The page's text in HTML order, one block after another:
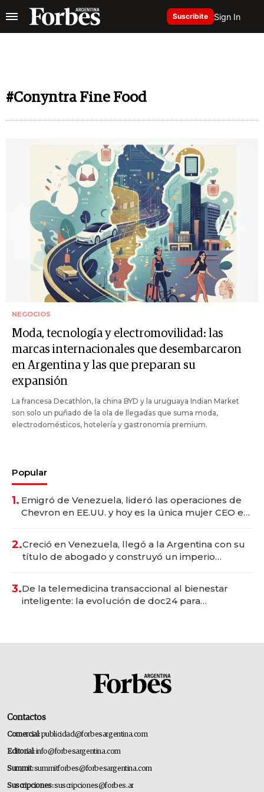
Suscribite Sign In
#Conyntra Fine Food
NEGOCIOS
Moda, tecnología y electromovilidad: las
marcas internacionales que desembarcaron
en Argentina y las que preparan su
expansión
La francesa Decathlon, la china BYD y la uruguaya Indian Market
son solo un puñado de la ola de llegadas que suma moda,
electrodomésticos, hotelería y gastronomía premium.
Popular
1. Emigró de Venezuela, lideró las operaciones de
Chevron en EE.UU. y hoy es la única mujer CEO en
2.Creció en Venezuela, llegó a la Argentina con su
título de abogado y construyó un imperio
3.De la telemedicina transaccional al bienestar
inteligente: la evolución de doc24 para
Contactos
Comercial:publicidad@forbesargentina.com
Editorial:info@forbesargentina.com
Summit:summitforbes@forbesargentina.com
Suscripciones:suscripciones@forbes.ar